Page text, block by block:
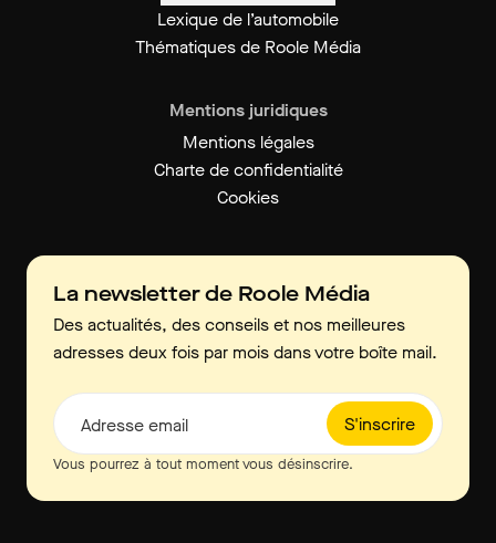
Lexique de l’automobile
Thématiques de Roole Média
Mentions juridiques
Mentions légales
Charte de confidentialité
Cookies
La newsletter de Roole Média
Des actualités, des conseils et nos meilleures
adresses deux fois par mois dans votre boîte mail.
S'inscrire
Adresse email
Vous pourrez à tout moment vous désinscrire.